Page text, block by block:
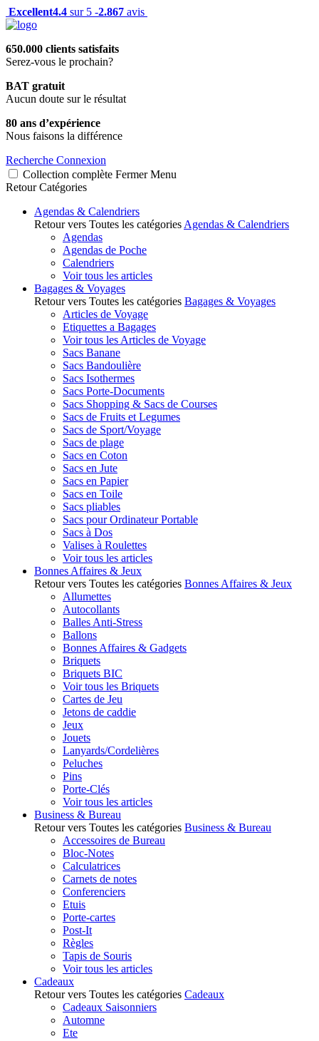
Excellent4.4 sur 5 -2.867 avis
650.000 clients satisfaits
Serez-vous le prochain?
BAT gratuit
Aucun doute sur le résultat
80 ans d’expérience
Nous faisons la différence
Recherche Connexion
Collection complète Fermer Menu
Retour Catégories
Agendas & Calendriers
Retour vers Toutes les catégories Agendas & Calendriers
Agendas
Agendas de Poche
Calendriers
Voir tous les articles
Bagages & Voyages
Retour vers Toutes les catégories Bagages & Voyages
Articles de Voyage
Etiquettes a Bagages
Voir tous les Articles de Voyage
Sacs Banane
Sacs Bandoulière
Sacs Isothermes
Sacs Porte-Documents
Sacs Shopping & Sacs de Courses
Sacs de Fruits et Legumes
Sacs de Sport/Voyage
Sacs de plage
Sacs en Coton
Sacs en Jute
Sacs en Papier
Sacs en Toile
Sacs pliables
Sacs pour Ordinateur Portable
Sacs à Dos
Valises à Roulettes
Voir tous les articles
Bonnes Affaires & Jeux
Retour vers Toutes les catégories Bonnes Affaires & Jeux
Allumettes
Autocollants
Balles Anti-Stress
Ballons
Bonnes Affaires & Gadgets
Briquets
Briquets BIC
Voir tous les Briquets
Cartes de Jeu
Jetons de caddie
Jeux
Jouets
Lanyards/Cordelières
Peluches
Pins
Porte-Clés
Voir tous les articles
Business & Bureau
Retour vers Toutes les catégories Business & Bureau
Accessoires de Bureau
Bloc-Notes
Calculatrices
Carnets de notes
Conferenciers
Etuis
Porte-cartes
Post-It
Règles
Tapis de Souris
Voir tous les articles
Cadeaux
Retour vers Toutes les catégories Cadeaux
Cadeaux Saisonniers
Automne
Ete